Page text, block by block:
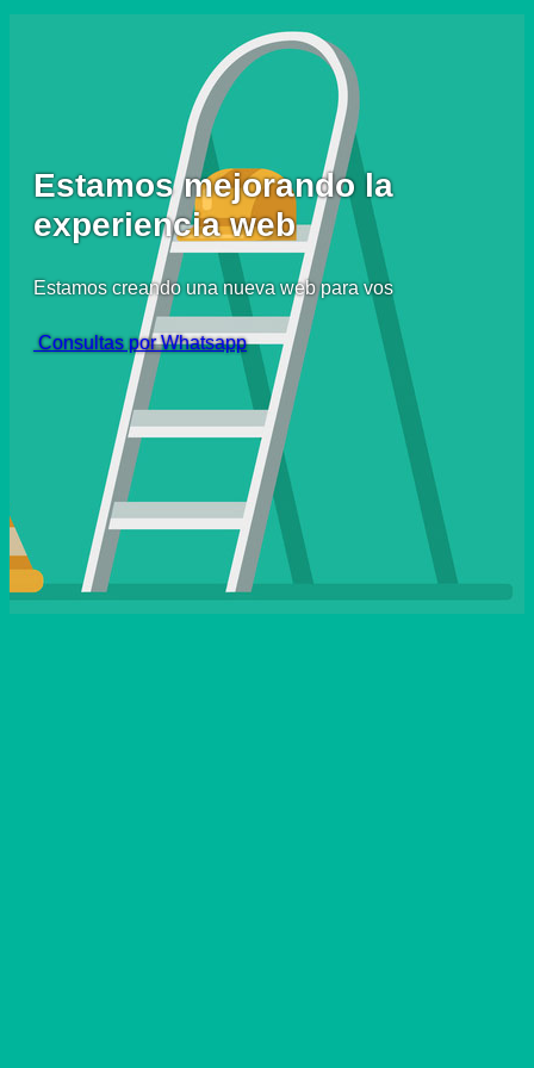
Estamos mejorando la
experiencia web
Estamos creando una nueva web para vos
Consultas por Whatsapp